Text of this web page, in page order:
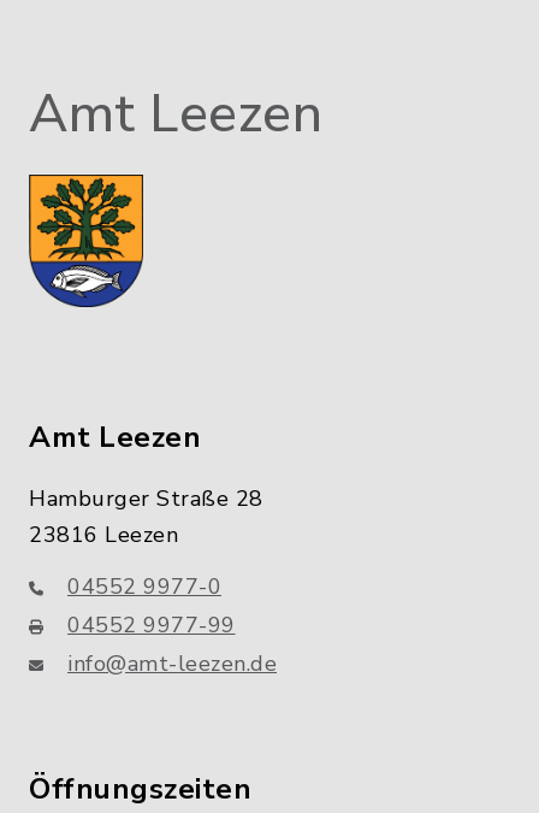
Amt Leezen
Amt Leezen
Hamburger Straße 28
23816 Leezen
04552 9977-0
04552 9977-99
info@amt-leezen.de
Öffnungszeiten